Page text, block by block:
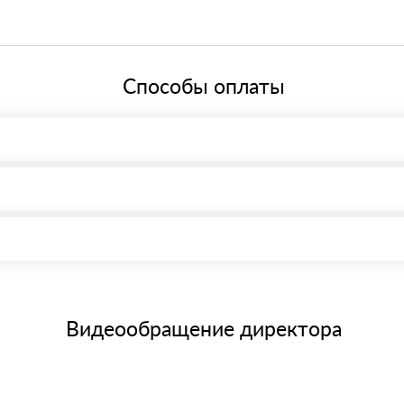
Способы оплаты
через системы электронных платежей.
банковским картам
материала после проверки качества и количества
Видеообращение директора